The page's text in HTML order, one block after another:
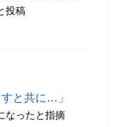
投稿
と共に…」
なったと指摘